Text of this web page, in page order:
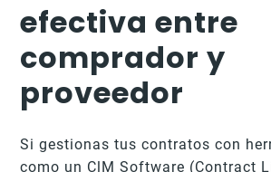
efectiva entre
comprador y
proveedor
Si gestionas tus contratos con
como un ClM Software (Contract